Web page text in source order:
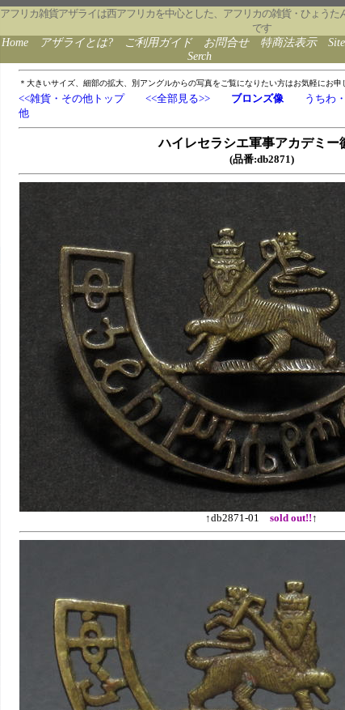
アフリカ雑貨アザライは西アフリカを中心とした、アフリカの雑貨・ひょう
です
Home
アザライとは? ご利用ガイド お問合せ 特商法表示
Serch
＊大きいサイズ、細部の拡大、別アングルからの写真をご覧になりたい方はお気軽にお申
<<雑貨・その他トップ <<全部見る>> ブロンズ像
うちわ
他
ハイレセラシエ軍事アカデミー
(品番:db2871)
↑db2871-01 sold out!!↑